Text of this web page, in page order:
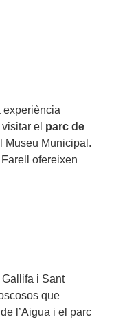
experiència
el parc de
Museu Municipal.
ofereixen
i Sant
que
l’Aigua i el parc